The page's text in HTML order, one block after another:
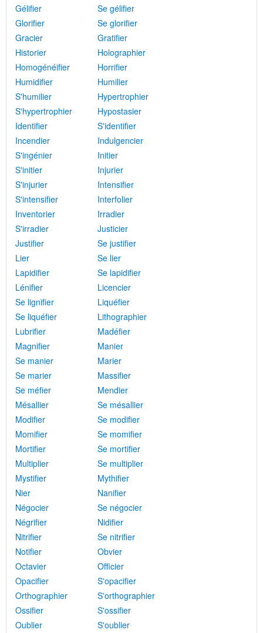
Gélifier
Se gélifier
Glorifier
Se glorifier
Gracier
Gratifier
Historier
Holographier
Homogénéifier
Horrifier
Humidifier
Humilier
S'humilier
Hypertrophier
S'hypertrophier
Hypostasier
Identifier
S'identifier
Incendier
Indulgencier
S'ingénier
Initier
S'initier
Injurier
S'injurier
Intensifier
S'intensifier
Interfolier
Inventorier
Irradier
S'irradier
Justicier
Justifier
Se justifier
Lier
Se lier
Lapidifier
Se lapidifier
Lénifier
Licencier
Se lignifier
Liquéfier
Se liquéfier
Lithographier
Lubrifier
Madéfier
Magnifier
Manier
Se manier
Marier
Se marier
Massifier
Se méfier
Mendier
Mésallier
Se mésallier
Modifier
Se modifier
Momifier
Se momifier
Mortifier
Se mortifier
Multiplier
Se multiplier
Mystifier
Mythifier
Nier
Nanifier
Négocier
Se négocier
Négrifier
Nidifier
Nitrifier
Se nitrifier
Notifier
Obvier
Octavier
Officier
Opacifier
S'opacifier
Orthographier
S'orthographier
Ossifier
S'ossifier
Oublier
S'oublier